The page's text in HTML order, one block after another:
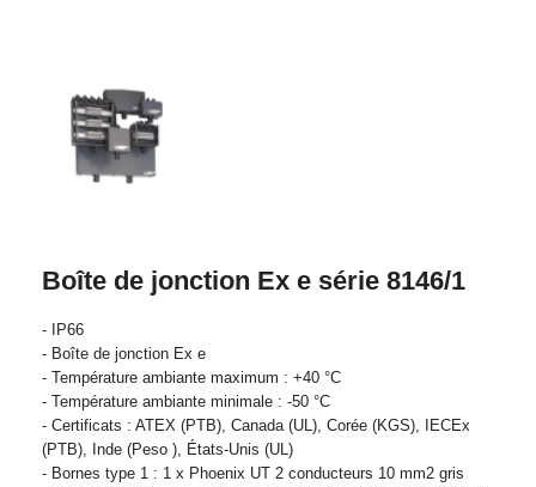
Boîte de jonction Ex e série 8146/1
- IP66
- Boîte de jonction Ex e
- Température ambiante maximum : +40 °C
- Température ambiante minimale : -50 °C
- Certificats : ATEX (PTB), Canada (UL), Corée (KGS), IECEx
(PTB), Inde (Peso ), États-Unis (UL)
- Bornes type 1 : 1 x Phoenix UT 2 conducteurs 10 mm2 gris